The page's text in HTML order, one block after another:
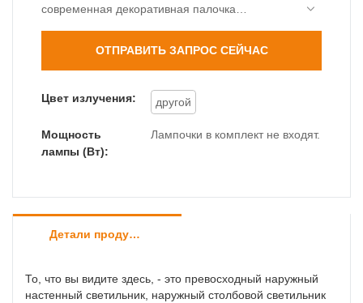
современная декоративная палочка
для садовой лужайки сочетает в себе
создавать индивидуальные решения, чтобы
помочь в ее разработке.
ОТПРАВИТЬ ЗАПРОС СЕЙЧАС
Цвет излучения: другой
Мощность
лампы (Вт):
Лампочки в комплект не входят.
Детали продуктов
То, что вы видите здесь, - это превосходный наружный
настенный светильник, наружный столбовой светильник